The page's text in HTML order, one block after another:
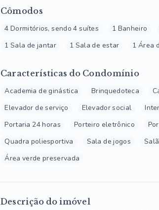
Cômodos
4 Dormitórios, sendo 4 suítes 1 Banheiro
1 Sala de jantar
1 Sala de estar 1 Área
Características do Condomínio
Academia de ginástica Brinquedoteca
Elevador de serviço
Elevador social
Portaria 24 horas
Porteiro eletrônico
Quadra poliesportiva
Sala de jogos
Área verde preservada
Descrição do imóvel